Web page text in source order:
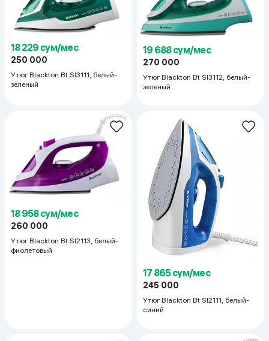
18 229 сум/мес
250 000
Утюг Blackton Bt SI3111, белый-
зеленый
19 688 сум/мес
270 000
Утюг Blackton Bt SI3112, белый-
зеленый
18 958 сум/мес
260 000
Утюг Blackton Bt SI2113, белый-
фиолетовый
17 865 сум/мес
245 000
Утюг Blackton Bt SI2111, белый-
синий